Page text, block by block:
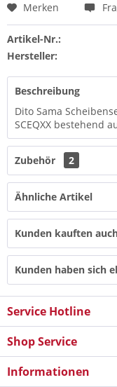
Merken
Artikel-Nr.:
Hersteller:
Beschreibung
Dito Sama
SCEQXX bestehend
Zubehör 2
Ähnliche Artikel
Kunden kauften
Kunden haben sich
Service Hotline
Shop Service
Informationen